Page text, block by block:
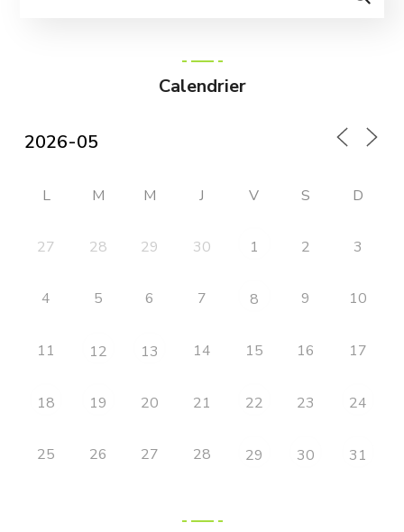
Calendrier
L M M J V S D
27 28 29 30 1 2 3
4 5 6 7 8 9 10
11 12 13 14 15 16 17
18 19 20 21 22 23 24
25 26 27 28 29 30 31